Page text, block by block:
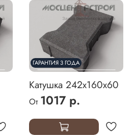
ГАРАНТИЯ 3 ГОДА
Катушка 242х160х60
От 1017 р.